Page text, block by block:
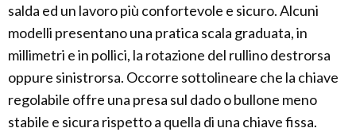
salda ed un lavoro più confortevole e sicuro. Alcuni
modelli presentano una pratica scala graduata, in
millimetri e in pollici, la rotazione del rullino destrorsa
oppure sinistrorsa. Occorre sottolineare che la chiave
regolabile offre una presa sul dado o bullone meno
stabile e sicura rispetto a quella di una chiave fissa.